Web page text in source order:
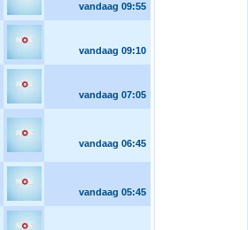
vandaag 09:55
vandaag 09:10
vandaag 07:05
vandaag 06:45
vandaag 05:45